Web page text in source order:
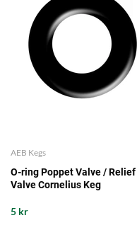
AEB Kegs
O-ring Poppet Valve / Relief
Valve Cornelius Keg
5 kr